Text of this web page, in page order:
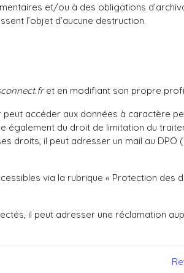
et/ou à des obligations
l’objet d’aucune destruction.
et en modifiant son propre
peut accéder aux données à caractère
également du droit de limitation du
droits, il peut adresser un mail au DPO
via la rubrique « Protection des
il peut adresser une réclamation